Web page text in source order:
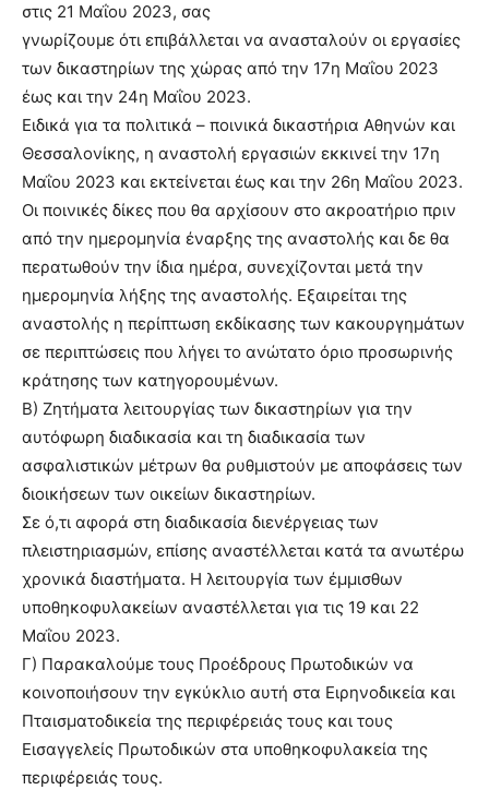
στις 21 Μαΐου 2023, σας
γνωρίζουμε ότι επιβάλλεται να ανασταλούν οι εργασίες
των δικαστηρίων της χώρας από την 17η Μαΐου 2023
έως και την 24η Μαΐου 2023.
Ειδικά για τα πολιτικά – ποινικά δικαστήρια Αθηνών και
Θεσσαλονίκης, η αναστολή εργασιών εκκινεί την 17η
Μαΐου 2023 και εκτείνεται έως και την 26η Μαΐου 2023.
Οι ποινικές δίκες που θα αρχίσουν στο ακροατήριο πριν
από την ημερομηνία έναρξης της αναστολής και δε θα
περατωθούν την ίδια ημέρα, συνεχίζονται μετά την
ημερομηνία λήξης της αναστολής. Εξαιρείται της
αναστολής η περίπτωση εκδίκασης των κακουργημάτων
σε περιπτώσεις που λήγει το ανώτατο όριο προσωρινής
κράτησης των κατηγορουμένων.
Β) Ζητήματα λειτουργίας των δικαστηρίων για την
αυτόφωρη διαδικασία και τη διαδικασία των
ασφαλιστικών μέτρων θα ρυθμιστούν με αποφάσεις των
διοικήσεων των οικείων δικαστηρίων.
Σε ό,τι αφορά στη διαδικασία διενέργειας των
πλειστηριασμών, επίσης αναστέλλεται κατά τα ανωτέρω
χρονικά διαστήματα. Η λειτουργία των έμμισθων
υποθηκοφυλακείων αναστέλλεται για τις 19 και 22
Μαΐου 2023.
Γ) Παρακαλούμε τους Προέδρους Πρωτοδικών να
κοινοποιήσουν την εγκύκλιο αυτή στα Ειρηνοδικεία και
Πταισματοδικεία της περιφέρειάς τους και τους
Εισαγγελείς Πρωτοδικών στα υποθηκοφυλακεία της
περιφέρειάς τους.